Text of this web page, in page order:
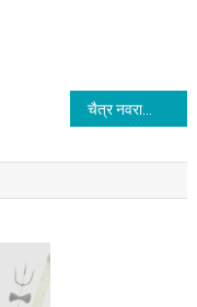
चैत्र नवरात्रि नवमी एवं राम नवमी : शक्ति और धर्म का दिव्य संगम